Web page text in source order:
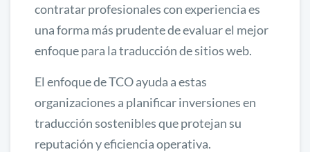
contratar profesionales con experiencia es
una forma más prudente de evaluar el mejor
enfoque para la traducción de sitios web.
El enfoque de TCO ayuda a estas
organizaciones a planificar inversiones en
traducción sostenibles que protejan su
reputación y eficiencia operativa.